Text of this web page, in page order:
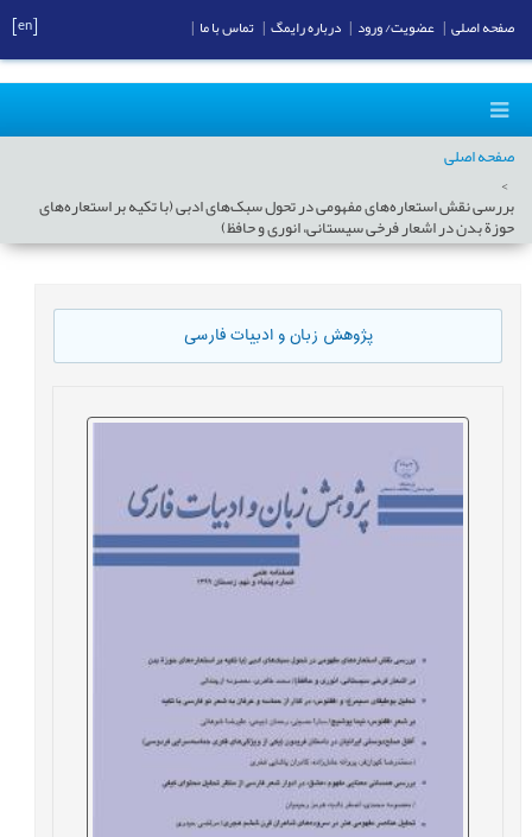
صفحه اصلی
بررسی نقش استعاره‌های مفهومی در تحول سبک‌های ادبی (با تکیه بر استعاره‌های
حوزة بدن در اشعار فرخی سیستانی، انوری و حافظ)
پژوهش زبان و ادبیات فارسی
صفحه اصلی عضویت/ ورود درباره رایمگ تماس با ما